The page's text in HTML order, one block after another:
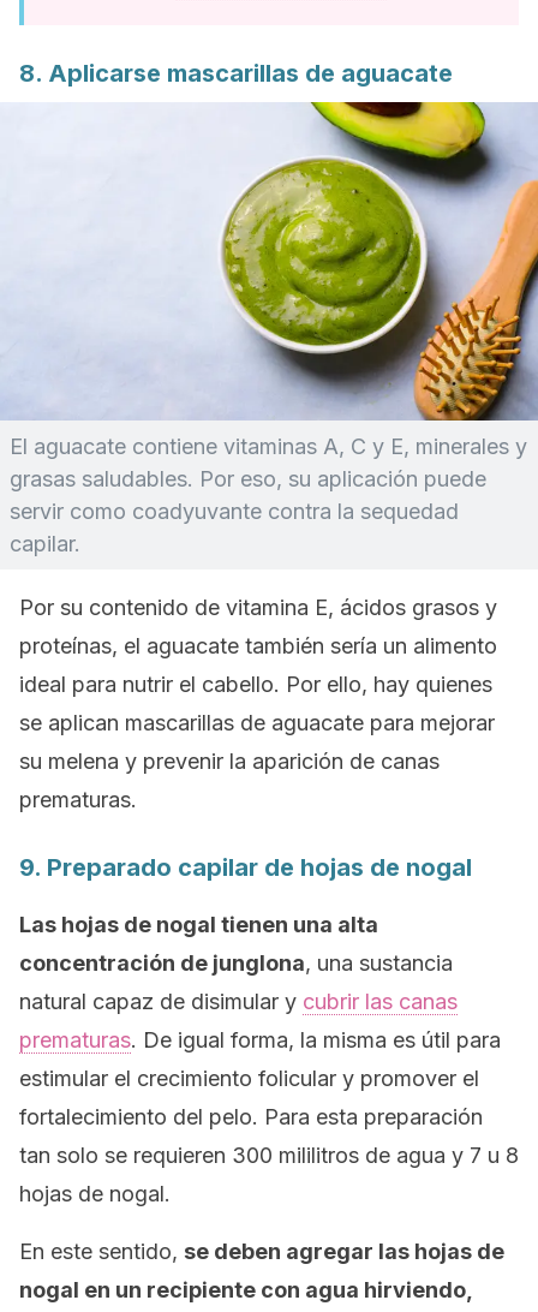
8. Aplicarse mascarillas de aguacate
El aguacate contiene vitaminas A, C y E, minerales y
grasas saludables. Por eso, su aplicación puede
servir como coadyuvante contra la sequedad
capilar.
Por su contenido de vitamina E, ácidos grasos y
proteínas, el aguacate también sería un alimento
ideal para nutrir el cabello. Por ello, hay quienes
se aplican mascarillas de aguacate para mejorar
su melena y prevenir la aparición de canas
prematuras.
9. Preparado capilar de hojas de nogal
Las hojas de nogal tienen una alta
concentración de junglona, una sustancia
natural capaz de disimular y cubrir las canas
prematuras. De igual forma, la misma es útil para
estimular el crecimiento folicular y promover el
fortalecimiento del pelo. Para esta preparación
tan solo se requieren 300 mililitros de agua y 7 u 8
hojas de nogal.
En este sentido, se deben agregar las hojas de
nogal en un recipiente con agua hirviendo,